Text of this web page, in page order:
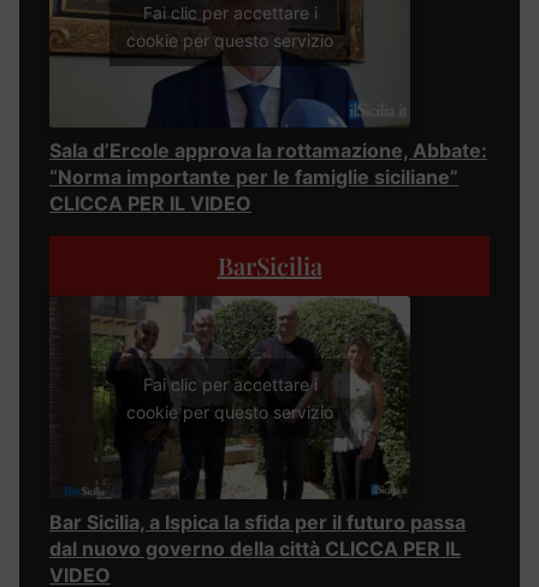
Fai clic per accettare i
cookie per questo servizio
Sala d’Ercole approva la rottamazione, Abbate:
“Norma importante per le famiglie siciliane”
CLICCA PER IL VIDEO
BarSicilia
Fai clic per accettare i
cookie per questo servizio
Bar Sicilia, a Ispica la sfida per il futuro passa
dal nuovo governo della città CLICCA PER IL
VIDEO